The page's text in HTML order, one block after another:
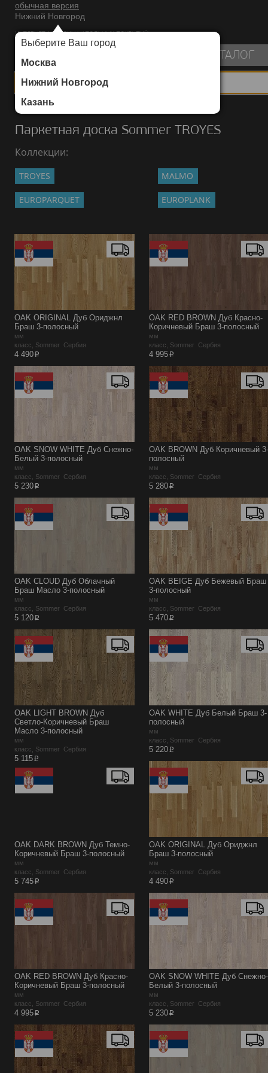
обычная версия
Нижний Новгород
Выберите Ваш город
Москва
Нижний Новгород
Казань
ИНТЕРНЕТ-МАГАЗИН НАПОЛЬНЫХ ПОКРЫТИЙ
КАТАЛОГ
Каталог
Паркетная доска Sommer TROYES
Коллекции:
TROYES MALMO
EUROPARQUET EUROPLANK
OAK ORIGINAL Дуб Ориджнл
Браш 3-полосный
мм
класс, Sommer Сербия
4 490p
OAK RED BROWN Дуб Красно-
Коричневый Браш 3-полосный
мм
класс, Sommer Сербия
4 995p
OAK SNOW WHITE Дуб Снежно-
Белый 3-полосный
мм
класс, Sommer Сербия
5 230p
OAK BROWN Дуб Коричневый 3-
полосный
мм
класс, Sommer Сербия
5 280p
OAK CLOUD Дуб Облачный
Браш Масло 3-полосный
мм
класс, Sommer Сербия
5 120p
OAK BEIGE Дуб Бежевый Браш
3-полосный
мм
класс, Sommer Сербия
5 470p
OAK LIGHT BROWN Дуб
Светло-Коричневый Браш
Масло 3-полосный
мм
класс, Sommer Сербия
5 115p
OAK WHITE Дуб Белый Браш 3-
полосный
мм
класс, Sommer Сербия
5 220p
OAK DARK BROWN Дуб Темно-
Коричневый Браш 3-полосный
мм
класс, Sommer Сербия
5 745p
OAK ORIGINAL Дуб Ориджнл
Браш 3-полосный
мм
класс, Sommer Сербия
4 490p
OAK RED BROWN Дуб Красно-
Коричневый Браш 3-полосный
мм
класс, Sommer Сербия
4 995p
OAK SNOW WHITE Дуб Снежно-
Белый 3-полосный
мм
класс, Sommer Сербия
5 230p